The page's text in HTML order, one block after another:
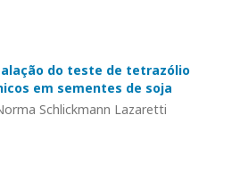
do teste de tetrazólio
em sementes de soja
Schlickmann Lazaretti